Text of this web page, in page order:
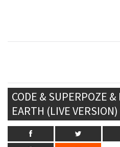
CODE & SUPERPOZE
EARTH (LIVE VERSION)